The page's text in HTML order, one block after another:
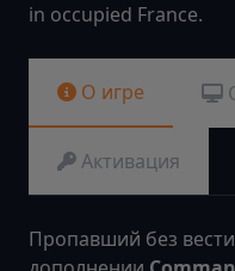
in occupied France.
О игре
Активация
Пропавший без